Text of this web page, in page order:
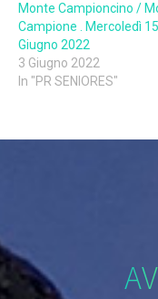
Monte Campioncino /
Campione . Mercoledì 15
Giugno 2022
3 Giugno 2022
In "PR SENIORES"